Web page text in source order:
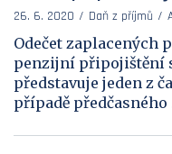
26. 6. 2020 Daň z příjmů
Odečet zaplacených
penzijní připojištění
představuje jeden z
případě předčasného